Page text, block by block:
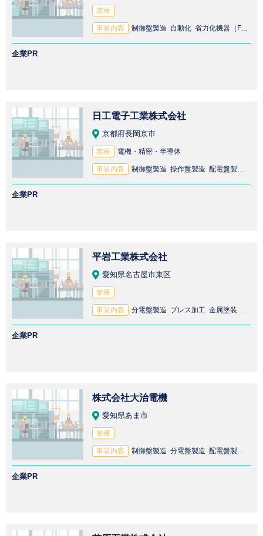
業種
事業内容 制御盤製造 自動化 省力化機器（FA機器）製造 防災システム開発 CAD設計 配電盤製造
企業PR
日工電子工業株式会社
京都府長岡京市
業種 電機・精密・半導体
事業内容 制御盤製造 操作盤製造 配電盤製造 制御システム開発 プラント設備製造
企業PR
平岩工業株式会社
愛知県名古屋市東区
業種
事業内容 分電盤製造 プレス加工 金属塗装 分電盤卸売 配電盤製造 制御盤製造 配電盤卸売 レーザー加工 フライス加工 制御盤卸売 スイッチ製造 旋盤加工 研削加工 スイッチ卸売
企業PR
株式会社大治電機
愛知県あま市
業種
事業内容 制御盤製造 分電盤製造 配電盤製造 電気回路設計 電気設備保守 メンテナンス 通信機器製造 電気設備設計 CAD設計
企業PR